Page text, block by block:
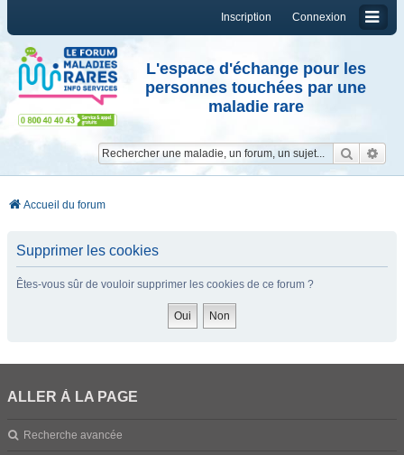
Connexion
Inscription
L'espace d'échange pour les
personnes touchées par une
maladie rare
Accueil du forum
Supprimer les cookies
Êtes-vous sûr de vouloir supprimer les cookies de ce forum ?
ALLER À LA PAGE
Recherche avancée